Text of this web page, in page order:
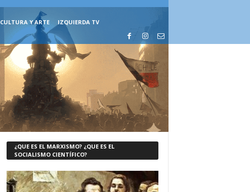
CULTURA Y ARTE IZQUIERDA TV
¿QUE ES EL MARXISMO? ¿QUE ES EL
SOCIALISMO CIENTÍFICO?